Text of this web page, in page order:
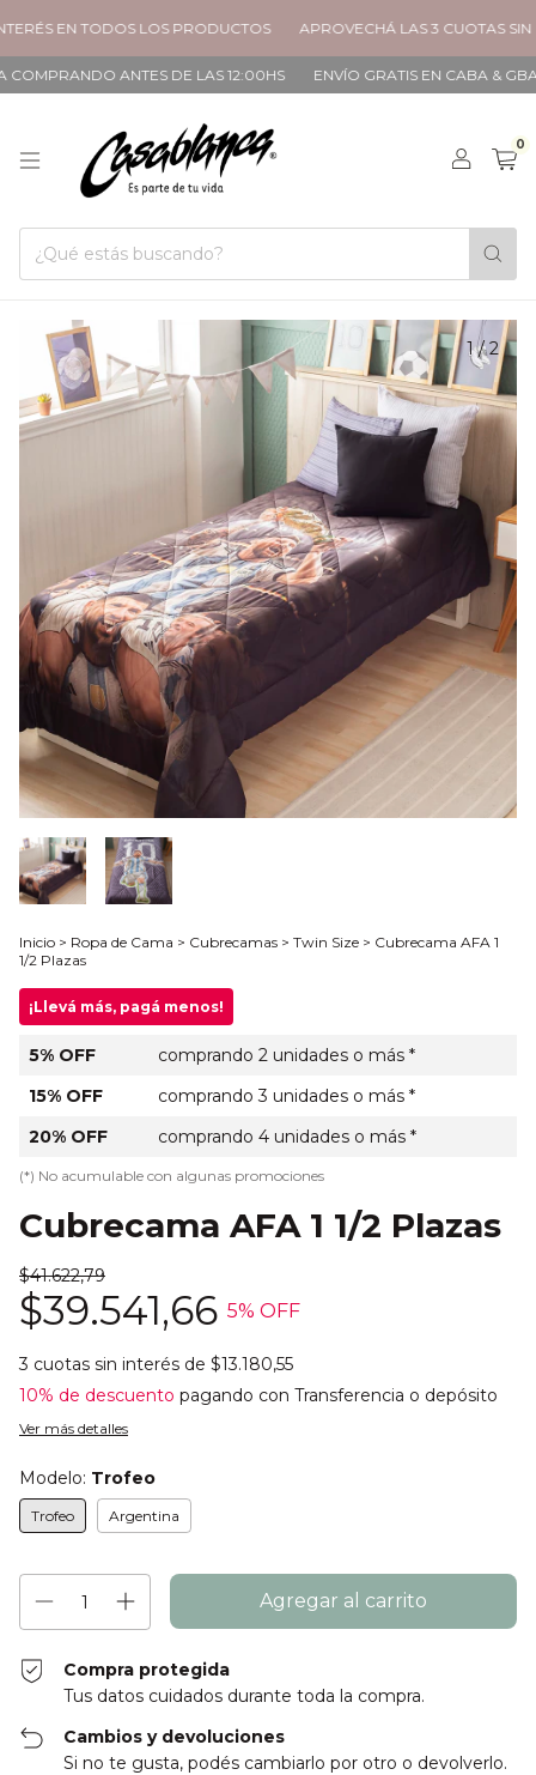
EN TODOS LOS PRODUCTOS APROVECHÁ LAS 3 CUOTAS SIN
ANTES DE LAS 12:00HS ENVÍO GRATIS EN CABA & GBA A
0
1/2
Inicio > Ropa de Cama > Cubrecamas > Twin Size > Cubrecama AFA 1
1/2 Plazas
¡Llevá más, pagá menos!
5% OFF
comprando 2 unidades o más *
15% OFF
comprando 3 unidades o más *
20% OFF
comprando 4 unidades o más *
(*) No acumulable con algunas promociones
Cubrecama AFA 1 1/2 Plazas
$41.622,79
$39.541,66 5% OFF
3 cuotas sin interés de $13.180,55
10% de descuento pagando con Transferencia o depósito
Ver más detalles
Modelo: Trofeo
Trofeo Argentina
Compra protegida
Tus datos cuidados durante toda la compra.
Cambios y devoluciones
Si no te gusta, podés cambiarlo por otro o devolverlo.